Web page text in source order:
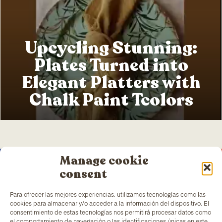
Manage cookie
consent
Para ofrecer las mejores experiencias, utilizamos tecnologías como las
cookies para almacenar y/o acceder a la información del dispositivo. El
consentimiento de estas tecnologías nos permitirá procesar datos como
Upcycling Stunning:
Plates Turned into
Elegant Platters with
Chalk Paint Tcolors
TColorshas a painting factory in Barcelona and a
laboratory to create paint and stickers. Our paint is